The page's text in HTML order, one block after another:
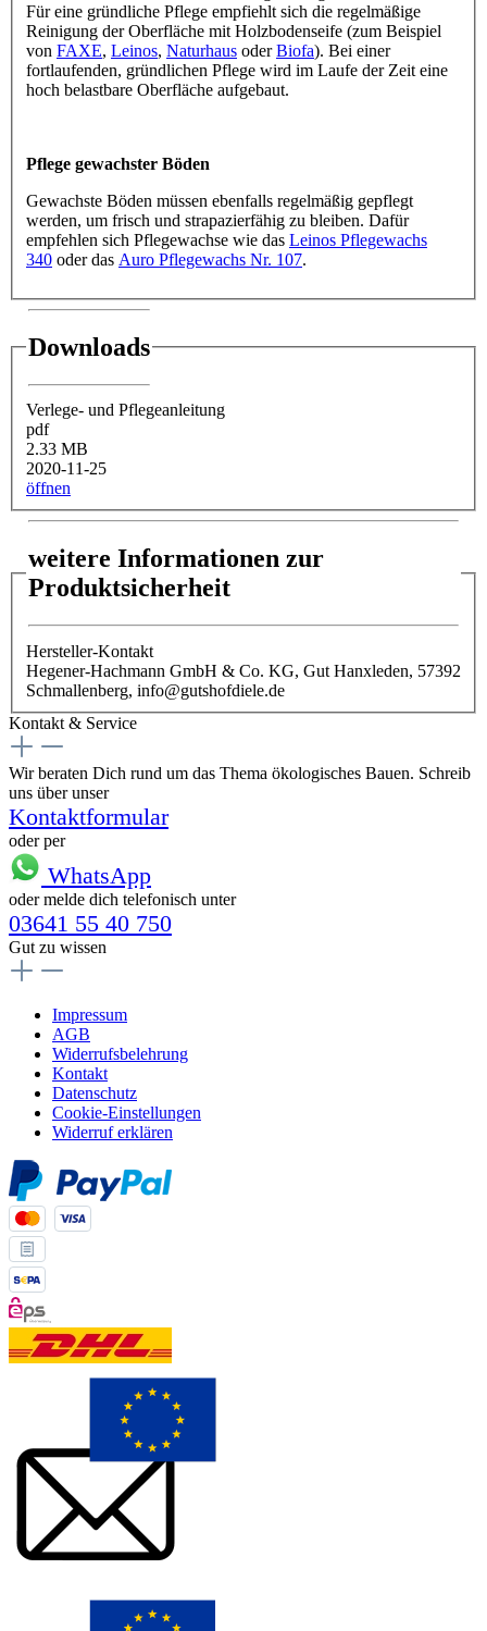
Für eine gründliche Pflege empfiehlt sich die regelmäßige
Reinigung der Oberfläche mit Holzbodenseife (zum Beispiel
von FAXE, Leinos, Naturhaus oderBiofa). Bei einer
fortlaufenden, gründlichen Pflege wird im Laufe der Zeit eine
hoch belastbare Oberfläche aufgebaut.
Pflege gewachster Böden
Gewachste Böden müssen ebenfalls regelmäßig gepflegt
werden, um frisch und strapazierfähig zu bleiben. Dafür
empfehlen sich Pflegewachse wie das Leinos Pflegewachs
340 oder das Auro Pflegewachs Nr. 107.
Downloads
Verlege- und Pflegeanleitung
pdf
2.33 MB
2020-11-25
öffnen
weitere Informationen zur
Produktsicherheit
Hersteller-Kontakt
Hegener-Hachmann GmbH & Co. KG, Gut Hanxleden, 57392
Schmallenberg, info@gutshofdiele.de
Kontakt & Service
Wir beraten Dich rund um das Thema ökologisches Bauen. Schreib
uns über unser
Kontaktformular
oder per
WhatsApp
oder melde dich telefonisch unter
03641 55 40 750
Gut zu wissen
Impressum
AGB
Widerrufsbelehrung
Kontakt
Datenschutz
Cookie-Einstellungen
Widerruf erklären